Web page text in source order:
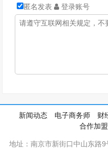
匿名发表 登录账号
新闻动态 电子商务师 财
合作加盟
地址：南京市新街口中山东路